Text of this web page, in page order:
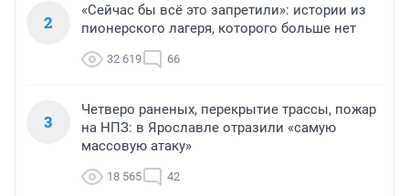
2
«Сейчас бы всё это запретили»: истории из
пионерского лагеря, которого больше нет
32 619 66
3
Четверо раненых, перекрытие трассы, пожар
на НПЗ: в Ярославле отразили «самую
массовую атаку»
18 565 42